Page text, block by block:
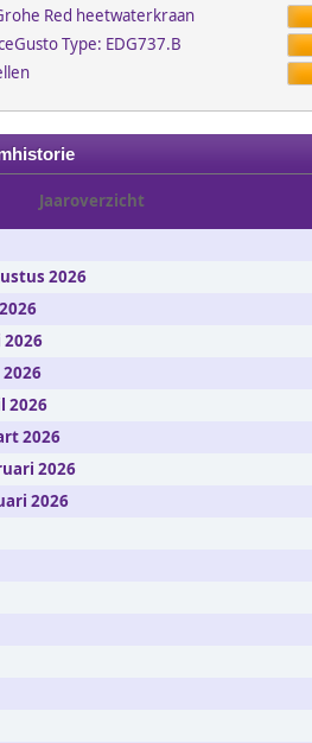
Red heetwaterkraan
Type: EDG737.B
Jaaroverzicht
2026
2026
2026
2026
2026